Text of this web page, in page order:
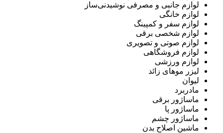
لوازم جانبی و مصرفی نوشیدنی‌ساز
لوازم خانگی
لوازم سفر و کمپینگ
لوازم شخصی برقی
لوازم صوتی و تصویری
لوازم فروشگاهی
لوازم ورزشی
لیزر موهای زائد
لیوان
مادربرد
ماساژور برقی
ماساژور پا
ماساژور چشم
ماشین اصلاح بدن